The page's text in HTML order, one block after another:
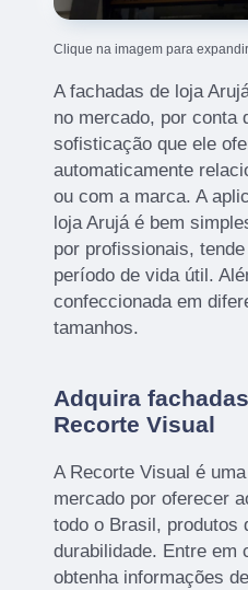
Clique na imagem para expandir
A fachadas de loja
no mercado, por conta
sofisticação que ele
automaticamente
ou com a marca. A
loja Arujá é bem
por profissionais,
período de vida útil.
confeccionada em
tamanhos.
Adquira
Recorte Visual
A Recorte Visual é
mercado por oferecer
todo o Brasil, produtos
durabilidade. Entre em
obtenha informações